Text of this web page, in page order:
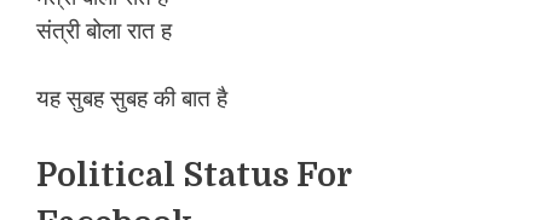
संत्री बोला रात ह
यह सुबह सुबह की बात है
Political Status For